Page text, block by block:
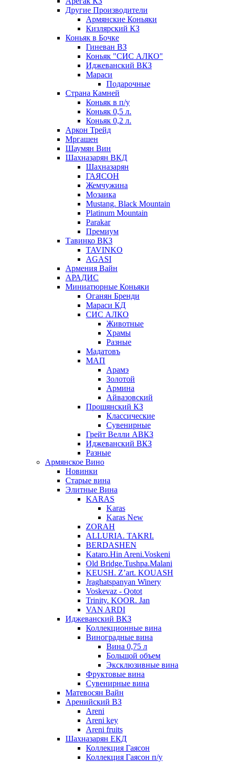
Другие Производители
Армянские Коньяки
Кизлярский КЗ
Коньяк в Бочке
Гиневан ВЗ
Коньяк "СИС АЛКО"
Иджеванский ВКЗ
Мараси
Подарочные
Страна Камней
Коньяк в п/у
Коньяк 0,5 л.
Коньяк 0,2 л.
Аркон Трейд
Мргашен
Шаумян Вин
Шахназарян ВКД
Шахназарян
ГАЯСОН
Жемчужина
Мозаика
Mustang. Black Mountain
Platinum Mountain
Parakar
Премиум
Тавинко ВКЗ
TAVINKO
AGASI
Армения Вайн
АРАДИС
Миниатюрные Коньяки
Оганян Бренди
Мараси КД
СИС АЛКО
Животные
Храмы
Разные
Мадатовъ
МАП
Арамэ
Золотой
Армина
Айвазовский
Прошянский КЗ
Классические
Сувенирные
Грейт Велли АВКЗ
Иджеванский ВКЗ
Разные
Армянское Вино
Новинки
Старые вина
Элитные Вина
KARAS
Karas
Karas New
ZORAH
ALLURIA. TAKRI.
BERDASHEN
Kataro.Hin Areni.Voskeni
Old Bridge.Tushpa.Malani
KEUSH. Z’art. KOUASH
Jraghatspanyan Winery
Voskevaz - Qotot
Trinity. KOOR. Jan
VAN ARDI
Иджеванский ВКЗ
Коллекционные вина
Виноградные вина
Вина 0,75 л
Большой объем
Эксклюзивные вина
Фруктовые вина
Cувенирные вина
Матевосян Вайн
Аренийский ВЗ
Areni
Areni key
Areni fruits
Шахназарян ЕКД
Коллекция Гаясон
Коллекция Гаясон п/у